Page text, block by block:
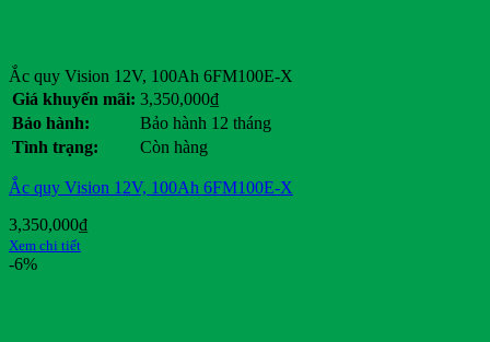
Ắc quy Vision 12V, 100Ah 6FM100E-X
Giá khuyến mãi: 3,350,000₫
Bảo hành:
Bảo hành 12 tháng
Tình trạng:
Còn hàng
Ắc quy Vision 12V, 100Ah 6FM100E-X
3,350,000₫
Xem chi tiết
-6%